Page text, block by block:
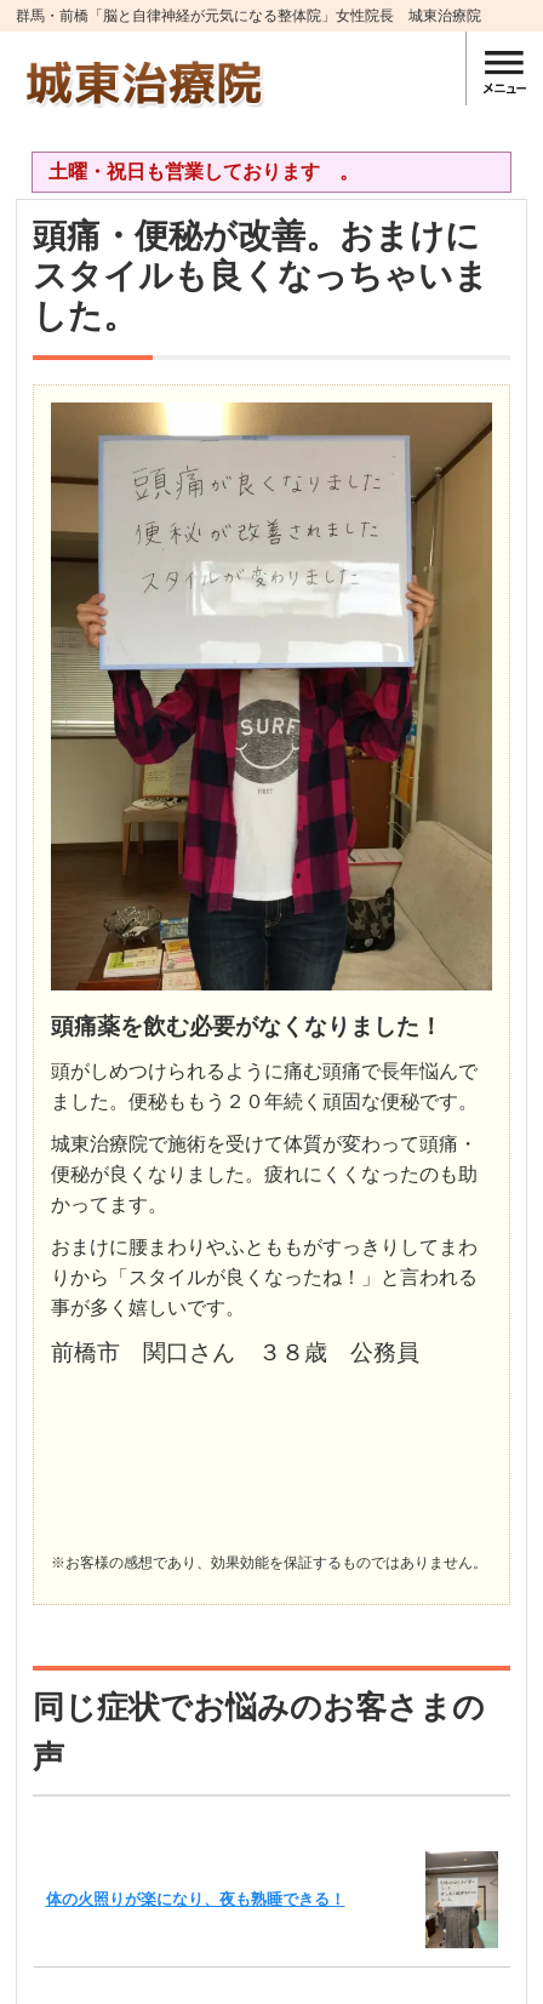
群馬・前橋「脳と自律神経が元気になる整体院」女性院長 城東治療院
土曜・祝日も営業しております 。
頭痛・便秘が改善。おまけに
スタイルも良くなっちゃいま
した。
頭痛薬を飲む必要がなくなりました！
頭がしめつけられるように痛む頭痛で長年悩んで
ました。便秘ももう２０年続く頑固な便秘です。
城東治療院で施術を受けて体質が変わって頭痛・
便秘が良くなりました。疲れにくくなったのも助
かってます。
おまけに腰まわりやふとももがすっきりしてまわ
りから「スタイルが良くなったね！」と言われる
事が多く嬉しいです。
前橋市 関口さん ３８歳 公務員
※お客様の感想であり、効果効能を保証するものではありません。
同じ症状でお悩みのお客さまの
声
体の火照りが楽になり、夜も熟睡できる！